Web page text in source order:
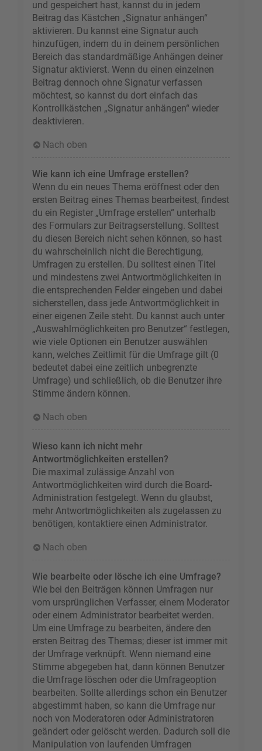
und gespeichert hast, kannst du in jedem
Beitrag das Kästchen „Signatur anhängen“
aktivieren. Du kannst eine Signatur auch
hinzufügen, indem du in deinem persönlichen
Bereich das standardmäßige Anhängen deiner
Signatur aktivierst. Wenn du einen einzelnen
Beitrag dennoch ohne Signatur verfassen
möchtest, so kannst du dort einfach das
Kontrollkästchen „Signatur anhängen“ wieder
deaktivieren.
Nach oben
Wie kann ich eine Umfrage erstellen?
Wenn du ein neues Thema eröffnest oder den
ersten Beitrag eines Themas bearbeitest, findest
du ein Register „Umfrage erstellen“ unterhalb
des Formulars zur Beitragserstellung. Solltest
du diesen Bereich nicht sehen können, so hast
du wahrscheinlich nicht die Berechtigung,
Umfragen zu erstellen. Du solltest einen Titel
und mindestens zwei Antwortmöglichkeiten in
die entsprechenden Felder eingeben und dabei
sicherstellen, dass jede Antwortmöglichkeit in
einer eigenen Zeile steht. Du kannst auch unter
„Auswahlmöglichkeiten pro Benutzer“ festlegen,
wie viele Optionen ein Benutzer auswählen
kann, welches Zeitlimit für die Umfrage gilt (0
bedeutet dabei eine zeitlich unbegrenzte
Umfrage) und schließlich, ob die Benutzer ihre
Stimme ändern können.
Nach oben
Wieso kann ich nicht mehr
Antwortmöglichkeiten erstellen?
Die maximal zulässige Anzahl von
Antwortmöglichkeiten wird durch die Board-
Administration festgelegt. Wenn du glaubst,
mehr Antwortmöglichkeiten als zugelassen zu
benötigen, kontaktiere einen Administrator.
Nach oben
Wie bearbeite oder lösche ich eine Umfrage?
Wie bei den Beiträgen können Umfragen nur
vom ursprünglichen Verfasser, einem Moderator
oder einem Administrator bearbeitet werden.
Um eine Umfrage zu bearbeiten, ändere den
ersten Beitrag des Themas; dieser ist immer mit
der Umfrage verknüpft. Wenn niemand eine
Stimme abgegeben hat, dann können Benutzer
die Umfrage löschen oder die Umfrageoption
bearbeiten. Sollte allerdings schon ein Benutzer
abgestimmt haben, so kann die Umfrage nur
noch von Moderatoren oder Administratoren
geändert oder gelöscht werden. Dadurch soll die
Manipulation von laufenden Umfragen